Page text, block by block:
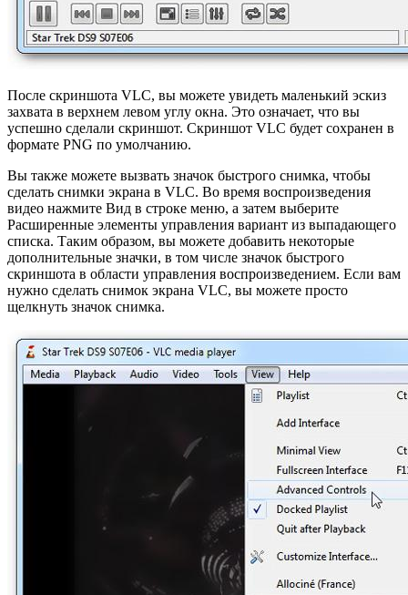
После скриншота VLC, вы можете увидеть маленький эскиз
захвата в верхнем левом углу окна. Это означает, что вы
успешно сделали скриншот. Скриншот VLC будет сохранен в
формате PNG по умолчанию.
Вы также можете вызвать значок быстрого снимка, чтобы
сделать снимки экрана в VLC. Во время воспроизведения
видео нажмите Вид в строке меню, а затем выберите
Расширенные элементы управления вариант из выпадающего
списка. Таким образом, вы можете добавить некоторые
дополнительные значки, в том числе значок быстрого
скриншота в области управления воспроизведением. Если вам
нужно сделать снимок экрана VLC, вы можете просто
щелкнуть значок снимка.